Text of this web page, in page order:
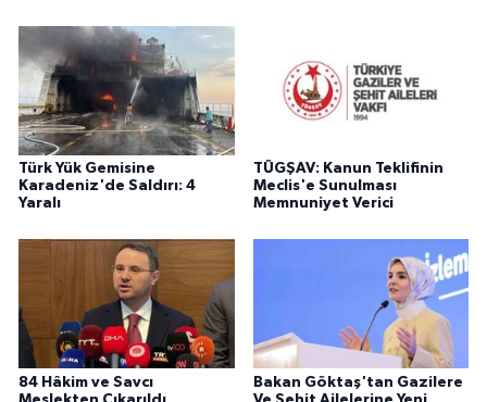
Türk Yük Gemisine
Karadeniz'de Saldırı: 4
Yaralı
TÜGŞAV: Kanun Teklifinin
Meclis'e Sunulması
Memnuniyet Verici
84 Hâkim ve Savcı
Bakan Göktaş'tan Gazilere